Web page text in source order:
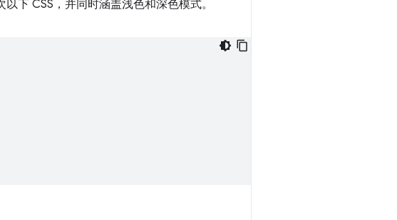
下 CSS，并同时涵盖浅色和深色模式。